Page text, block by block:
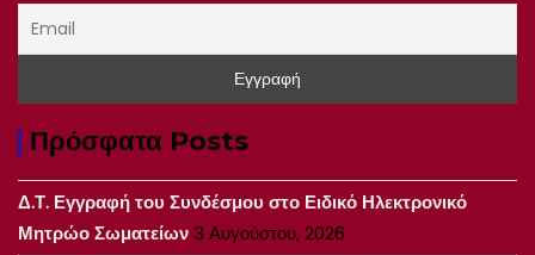
Πρόσφατα Posts
Δ.Τ. Εγγραφή του Συνδέσμου στο Ειδικό Ηλεκτρονικό
Μητρώο Σωματείων3 Αυγούστου, 2026